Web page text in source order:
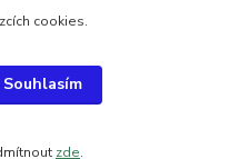
chráněny autorským právem
cookies.
Souhlasím
zde.